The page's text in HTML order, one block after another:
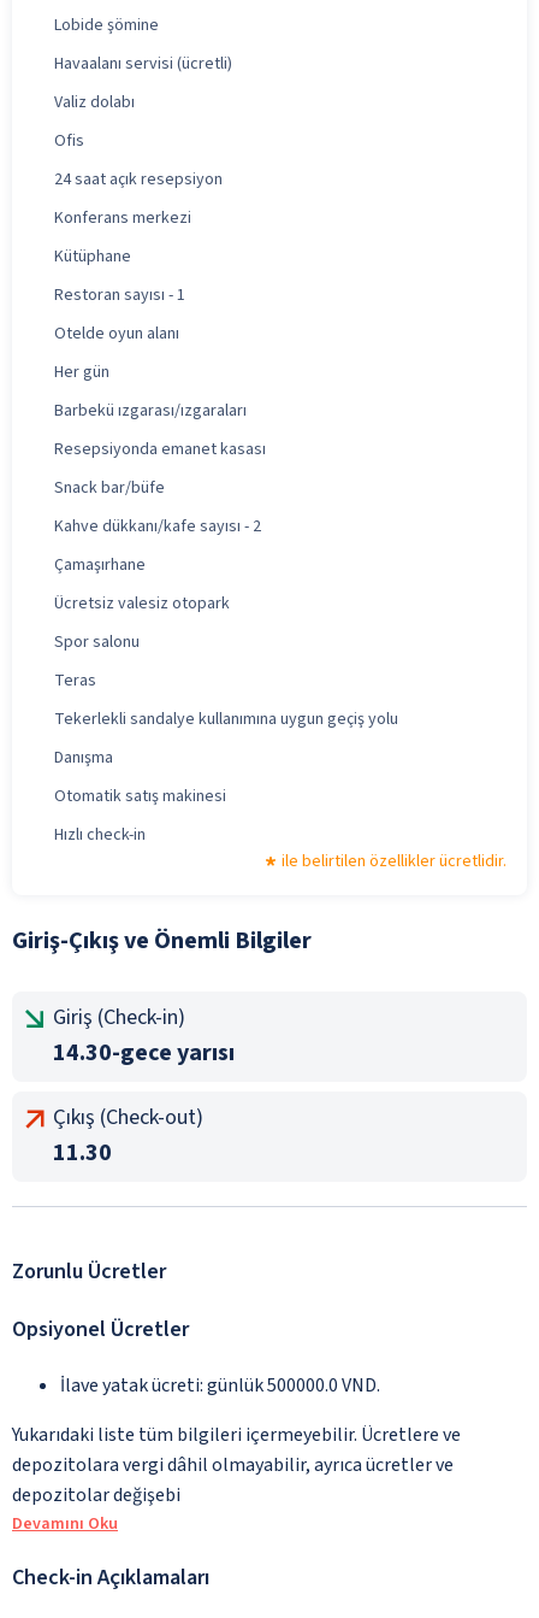
Lobide şömine
Havaalanı servisi (ücretli)
Valiz dolabı
Ofis
24 saat açık resepsiyon
Konferans merkezi
Kütüphane
Restoran sayısı - 1
Otelde oyun alanı
Her gün
Barbekü ızgarası/ızgaraları
Resepsiyonda emanet kasası
Snack bar/büfe
Kahve dükkanı/kafe sayısı - 2
Çamaşırhane
Ücretsiz valesiz otopark
Spor salonu
Teras
Tekerlekli sandalye kullanımına uygun geçiş yolu
Danışma
Otomatik satış makinesi
Hızlı check-in
ile belirtilen özellikler ücretlidir.
Giriş-Çıkış ve Önemli Bilgiler
Giriş (Check-in)
14.30-gece yarısı
Çıkış (Check-out)
11.30
Zorunlu Ücretler
Opsiyonel Ücretler
İlave yatak ücreti: günlük 500000.0 VND.
Yukarıdaki liste tüm bilgileri içermeyebilir. Ücretlere ve
depozitolara vergi dâhil olmayabilir, ayrıca ücretler ve
depozitolar değişebi
Devamını Oku
Check-in Açıklamaları